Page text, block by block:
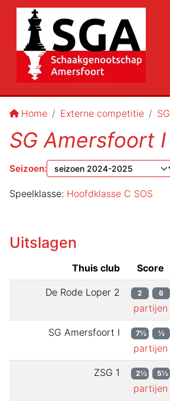
Home Externe competitie
SG Amersfoort I
Seizoen:
Speelklasse: Hoofdklasse C SOS
Uitslagen
Thuis club Score
De Rode Loper 2 2 6
partijen
SG Amersfoort I 7½ ½
partijen
ZSG 1 2½ 5½
partijen